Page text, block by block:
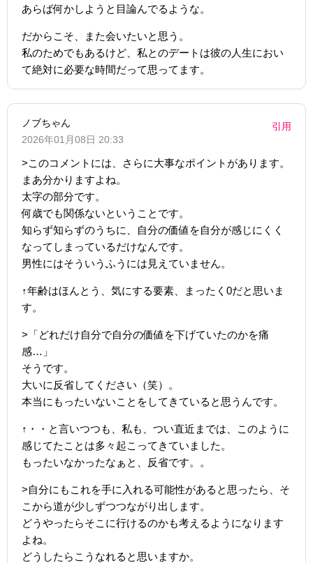
あらば何かしようと目論んでるような。
だからこそ、また会いたいと思う。
私のためでもあるけど、私とのデートは彼の人生におい
て絶対に必要な時間だって思ってます。
ノブちゃん
2026年01月08日 20:33
引用
>このコメントには、さらに大事なポイントがあります。
まあ分かりますよね。
太字の部分です。
何歳でも関係ないということです。
知らず知らずのうちに、自分の価値を自分が感じにくく
なってしまっているだけなんです。
男性にはそういうふうには見えていません。
↑年齢はほんとう、気にする要素、まったく0だと思いま
す。
>「どれだけ自分で自分の価値を下げていたのかを痛
感…」
そうです。
大いに反省してください（笑）。
本当にもったいないことをしてきていると思うんです。
↑・・と言いつつも、私も、つい直近までは、このように
感じてたことは多々起こってきていました。
もったいなかったなぁと、反省です。。
>自分にもこれを手に入れる可能性があると思ったら、そ
こから道が少しずつつながり出します。
どうやったらそこに行けるのかも考えるようになります
よね。
どうしたらこうなれると思いますか。